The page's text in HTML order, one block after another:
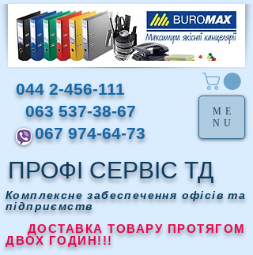
ПРОФІ СЕРВІС ТД
Комплексне забеспечення офісів та
підприємств
ДОСТАВКА ТОВАРУ ПРОТЯГОМ
ДВОХ ГОДИН!!!
044 2-456-111
063 537-38-67
067 974-64-73
ME
NU